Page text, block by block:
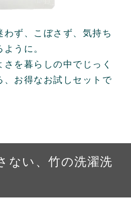
わず、こぼさず、気持ち
うに。
を暮らしの中でじっく
、お得なお試しセットで
ない、竹の洗濯洗